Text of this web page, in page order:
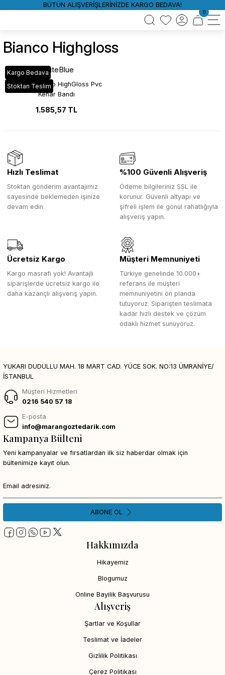
BÜTÜN ALIŞVERİŞLERİNİZDE KARGO BEDAVA!
0
Bianco Highgloss
Kargo Bedava
Stoktan Teslim
WhiteBlue
HG_631 Bianco HighGloss Pvc
Kenar Bandı
1.585,57 TL
Hızlı Teslimat
Stoktan gönderim avantajımız
sayesinde beklemeden işinize
devam edin.
%100 Güvenli Alışveriş
Ödeme bilgileriniz SSL ile
korunur. Güvenli altyapı ve
şifreli işlem ile gönül rahatlığıyla
alışveriş yapın.
Ücretsiz Kargo
Kargo masrafı yok! Avantajlı
siparişlerde ücretsiz kargo ile
daha kazançlı alışveriş yapın.
Müşteri Memnuniyeti
Türkiye genelinde 10.000+
referans ile müşteri
memnuniyetini ön planda
tutuyoruz. Siparişten teslimata
kadar hızlı destek ve çözüm
odaklı hizmet sunuyoruz.
YUKARI DUDULLU MAH. 18 MART CAD. YÜCE SOK. NO:13 ÜMRANİYE/
İSTANBUL
Müşteri Hizmetleri
0216 540 57 18
E-posta
info@marangoztedarik.com
Hakkımızda
Hikayemiz
Blogumuz
Online Bayilik Başvurusu
Alışveriş
Şartlar ve Koşullar
Teslimat ve İadeler
Gizlilik Politikası
Çerez Politikası
Kampanya Bülteni
Yeni kampanyalar ve fırsatlardan ilk siz haberdar olmak için
bültenimize kayıt olun.
ABONE OL